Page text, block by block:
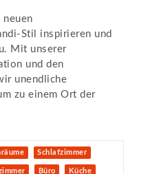
neuen
Stil inspirieren und
Mit unserer
und den
unendliche
zu einem Ort der
Schlafzimmer
Büro Küche